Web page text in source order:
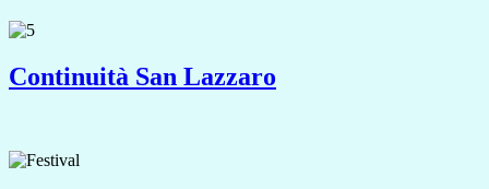
Continuità San Lazzaro